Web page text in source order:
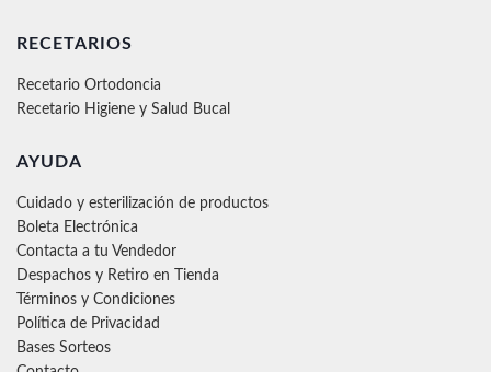
RECETARIOS
Recetario Ortodoncia
Recetario Higiene y Salud Bucal
AYUDA
Cuidado y esterilización de productos
Boleta Electrónica
Contacta a tu Vendedor
Despachos y Retiro en Tienda
Términos y Condiciones
Política de Privacidad
Bases Sorteos